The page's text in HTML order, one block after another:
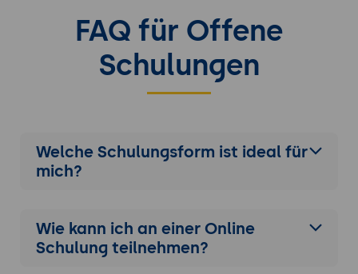
FAQ für Offene
Schulungen
Welche Schulungsform ist ideal für
mich?
Wie kann ich an einer Online
Schulung teilnehmen?